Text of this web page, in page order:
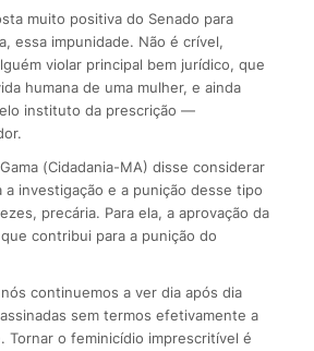
muito positiva do Senado para
essa impunidade. Não é crível,
violar principal bem jurídico, que
humana de uma mulher, e ainda
instituto da prescrição —
(Cidadania-MA) disse considerar
investigação e a punição desse tipo
precária. Para ela, a aprovação da
contribui para a punição do
continuemos a ver dia após dia
sem termos efetivamente a
Tornar o feminicídio imprescritível é